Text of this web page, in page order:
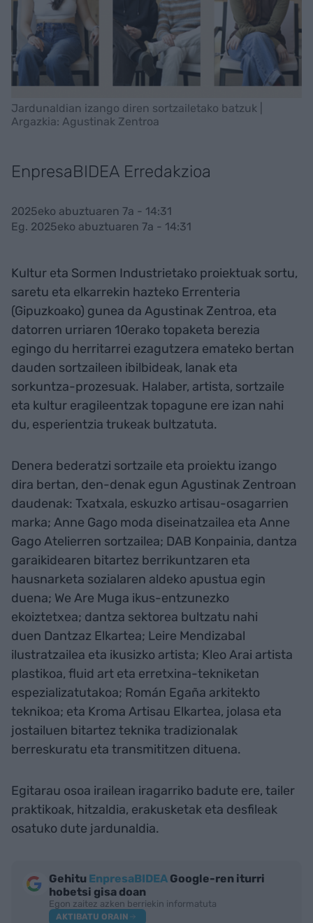
Jardunaldian izango diren sortzailetako batzuk |
Argazkia: Agustinak Zentroa
EnpresaBIDEA Erredakzioa
2025eko abuztuaren 7a - 14:31
Eg. 2025eko abuztuaren 7a - 14:31
Kultur eta Sormen Industrietako proiektuak sortu,
saretu eta elkarrekin hazteko Errenteria
(Gipuzkoako) gunea da Agustinak Zentroa, eta
datorren urriaren 10erako topaketa berezia
egingo du herritarrei ezagutzera emateko bertan
dauden sortzaileen ibilbideak, lanak eta
sorkuntza-prozesuak. Halaber, artista, sortzaile
eta kultur eragileentzak topagune ere izan nahi
du, esperientzia trukeak bultzatuta.
Denera bederatzi sortzaile eta proiektu izango
dira bertan, den-denak egun Agustinak Zentroan
daudenak: Txatxala, eskuzko artisau-osagarrien
marka; Anne Gago moda diseinatzailea eta Anne
Gago Atelierren sortzailea; DAB Konpainia, dantza
garaikidearen bitartez berrikuntzaren eta
hausnarketa sozialaren aldeko apustua egin
duena; We Are Muga ikus-entzunezko
ekoiztetxea; dantza sektorea bultzatu nahi
duen Dantzaz Elkartea; Leire Mendizabal
ilustratzailea eta ikusizko artista; Kleo Arai artista
plastikoa, fluid art eta erretxina-tekniketan
espezializatutakoa; Román Egaña arkitekto
teknikoa; eta Kroma Artisau Elkartea, jolasa eta
jostailuen bitartez teknika tradizionalak
berreskuratu eta transmititzen dituena.
Egitarau osoa irailean iragarriko badute ere, tailer
praktikoak, hitzaldia, erakusketak eta desfileak
osatuko dute jardunaldia.
Gehitu EnpresaBIDEA Google-ren iturri
hobetsi gisa doan
Egon zaitez azken berriekin informatuta
AKTIBATU ORAIN